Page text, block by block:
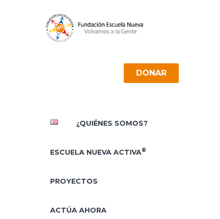
DONAR
¿QUIÉNES SOMOS?
ESCUELA NUEVA ACTIVA®
PROYECTOS
ACTÚA AHORA